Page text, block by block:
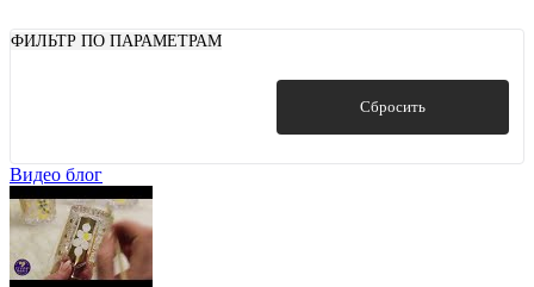
ФИЛЬТР ПО ПАРАМЕТРАМ
Сбросить
Видео блог